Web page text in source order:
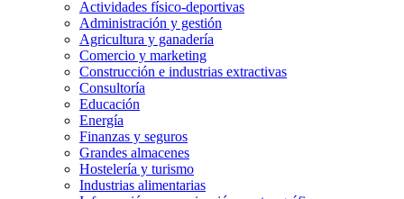
Actividades físico-deportivas
Administración y gestión
Agricultura y ganadería
Comercio y marketing
Construcción e industrias extractivas
Consultoría
Educación
Energía
Finanzas y seguros
Grandes almacenes
Hostelería y turismo
Industrias alimentarias